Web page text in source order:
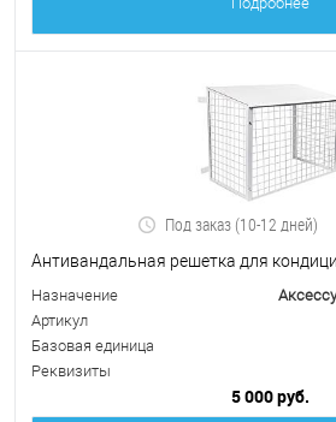
Под заказ (10-12 дней)
Антивандальная решетка для
Назначение
Артикул
Базовая единица
Реквизиты
5 000 руб.